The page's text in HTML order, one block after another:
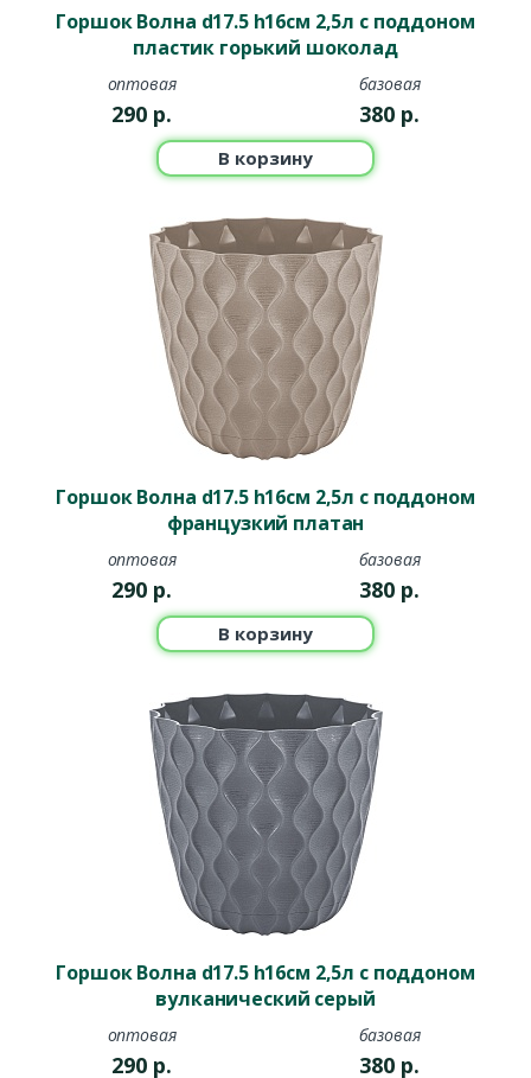
Горшок Волна d17.5 h16см 2,5л с поддоном
пластик горький шоколад
оптовая
290 р.
базовая
380 р.
В корзину
Горшок Волна d17.5 h16см 2,5л с поддоном
французкий платан
оптовая
290 р.
базовая
380 р.
В корзину
Горшок Волна d17.5 h16см 2,5л с поддоном
вулканический серый
оптовая
290 р.
базовая
380 р.